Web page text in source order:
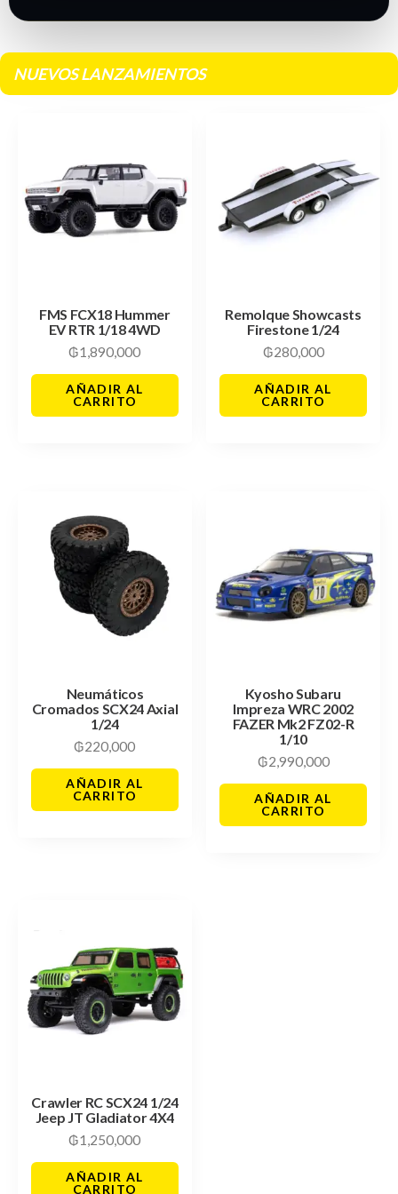
NUEVOS LANZAMIENTOS
FMS FCX18 Hummer
EV RTR 1/18 4WD
₲1,890,000
AÑADIR AL
CARRITO
Remolque Showcasts
Firestone 1/24
₲280,000
AÑADIR AL
CARRITO
Neumáticos
Cromados SCX24 Axial
1/24
₲220,000
AÑADIR AL
CARRITO
Kyosho Subaru
Impreza WRC 2002
FAZER Mk2 FZ02-R
1/10
₲2,990,000
AÑADIR AL
CARRITO
Crawler RC SCX24 1/24
Jeep JT Gladiator 4X4
₲1,250,000
AÑADIR AL
CARRITO